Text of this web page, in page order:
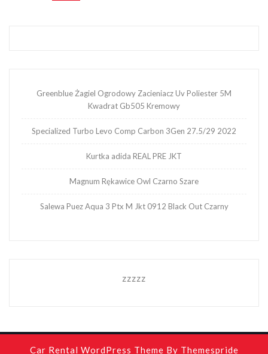
wpisu
Greenblue Żagiel Ogrodowy Zacieniacz Uv Poliester 5M
Kwadrat Gb505 Kremowy
Specialized Turbo Levo Comp Carbon 3Gen 27.5/29 2022
Kurtka adida REAL PRE JKT
Magnum Rękawice Owl Czarno Szare
Salewa Puez Aqua 3 Ptx M Jkt 0912 Black Out Czarny
zzzzz
Car Rental WordPress Theme By Themespride